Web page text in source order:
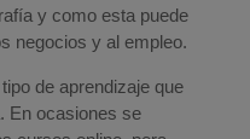
y como esta puede
negocios y al empleo.
de aprendizaje que
En ocasiones se